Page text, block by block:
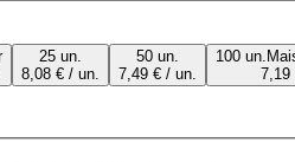
25 un.
8,08 € / un.
50 un.
7,49 € / un.
100 un.
7,19